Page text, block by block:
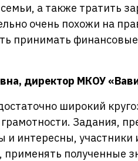
а также тратить
очень похожи на
принимать
директор МКОУ
широкий
Задания,
и интересны, участники
применять полученные